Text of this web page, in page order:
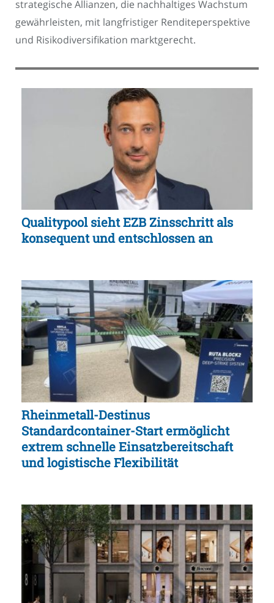
strategische Allianzen, die nachhaltiges Wachstum
gewährleisten, mit langfristiger Renditeperspektive
und Risikodiversifikation marktgerecht.
Qualitypool sieht EZB Zinsschritt als
konsequent und entschlossen an
Rheinmetall-Destinus
Standardcontainer-Start ermöglicht
extrem schnelle Einsatzbereitschaft
und logistische Flexibilität